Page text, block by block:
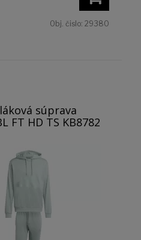
Obj. čislo: 29380
súprava
FT HD TS KB8782